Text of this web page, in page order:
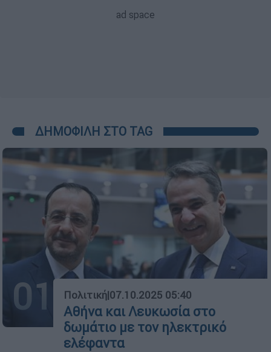
ΔΗΜΟΦΙΛΗ ΣΤΟ TAG
01 Πολιτική|07.10.2025 05:40
Αθήνα και Λευκωσία στο
δωμάτιο με τον ηλεκτρικό
ελέφαντα